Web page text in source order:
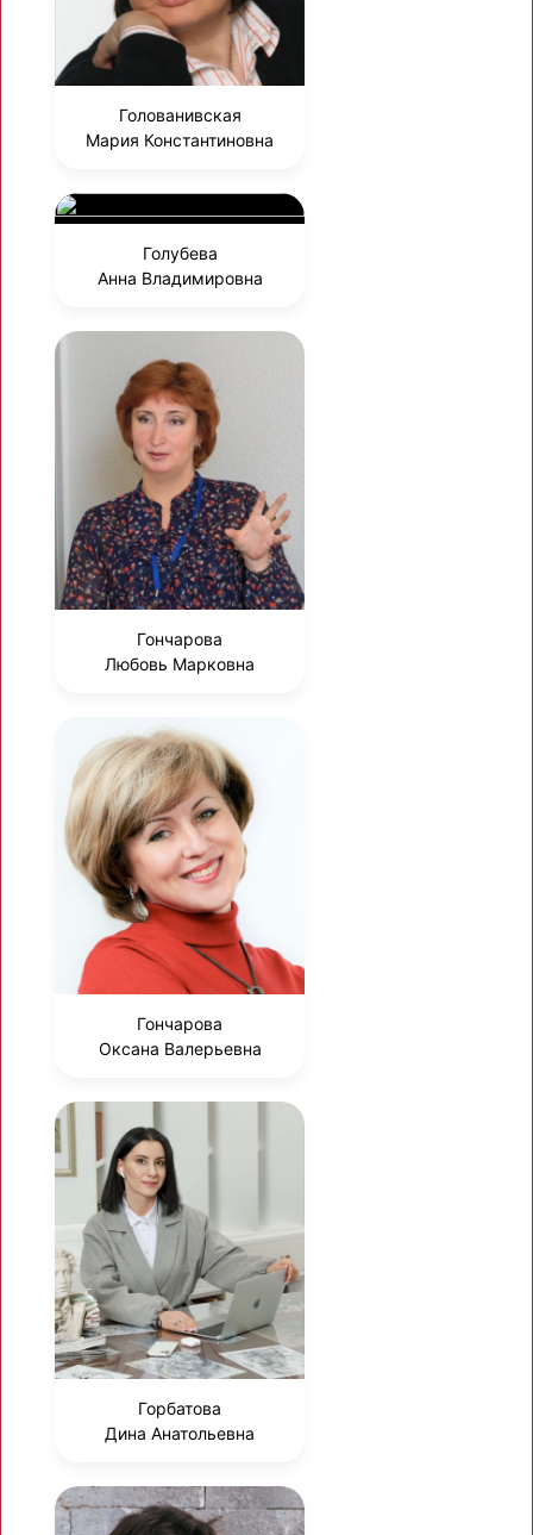
Голованивская
Мария Константиновна
Голубева
Анна Владимировна
Гончарова
Любовь Марковна
Гончарова
Оксана Валерьевна
Горбатова
Дина Анатольевна